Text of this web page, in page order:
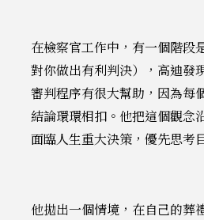
在檢察官工作中，有一個階段
對你做出有利判決），高迪發
審判程序有很大幫助，因為每
結論環環相扣。他把這個觀念
面臨人生重大決策，優先思考
他拋出一個情境，在自己的葬